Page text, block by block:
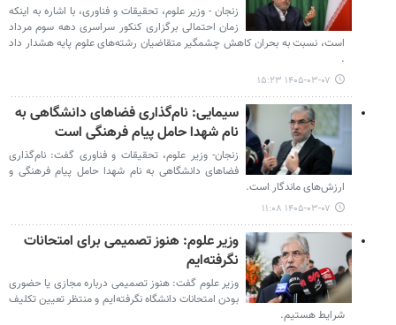
زنجان - وزیر علوم، تحقیقات و فناوری، با اشاره به اینکه
زمان احتمالی برگزاری کنکور سراسری دهه سوم مرداد
است، نسبت به بحران کاهش چشمگیر متقاضیان رشته‌های علوم پایه هشدار داد
.
۱۴۰۵-۰۳-۰۷ ۱۵:۲۳
سیمایی: نام‌گذاری فضاهای دانشگاهی به
نام شهدا حامل پیام فرهنگی است
زنجان- وزیر علوم، تحقیقات و فناوری گفت: نام‌گذاری
فضاهای دانشگاهی به نام شهدا حامل پیام فرهنگی و
ارزش‌های ماندگار است.
۱۴۰۵-۰۳-۰۷ ۱۱:۰۸
وزیر علوم: هنوز تصمیمی برای امتحانات
نگرفته‌ایم
وزیر علوم گفت: هنوز تصمیمی درباره مجازی یا حضوری
بودن امتحانات دانشگاه نگرفته‌ایم و منتظر تعیین تکلیف
شرایط هستیم.